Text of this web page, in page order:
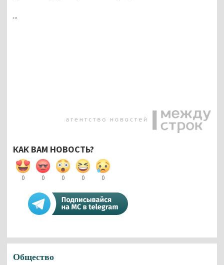
...
КАК ВАМ НОВОСТЬ?
0 0 0 0 0
Общество